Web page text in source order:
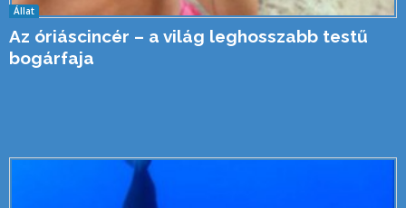
Állat
Az óriáscincér – a világ leghosszabb testű
bogárfaja